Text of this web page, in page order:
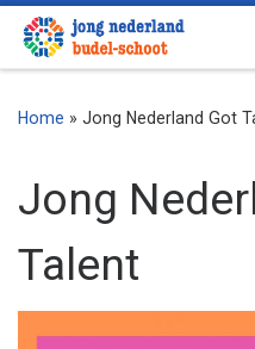
Ga naar inhoud
Home » Jong Nederland Got
Jong
Talent